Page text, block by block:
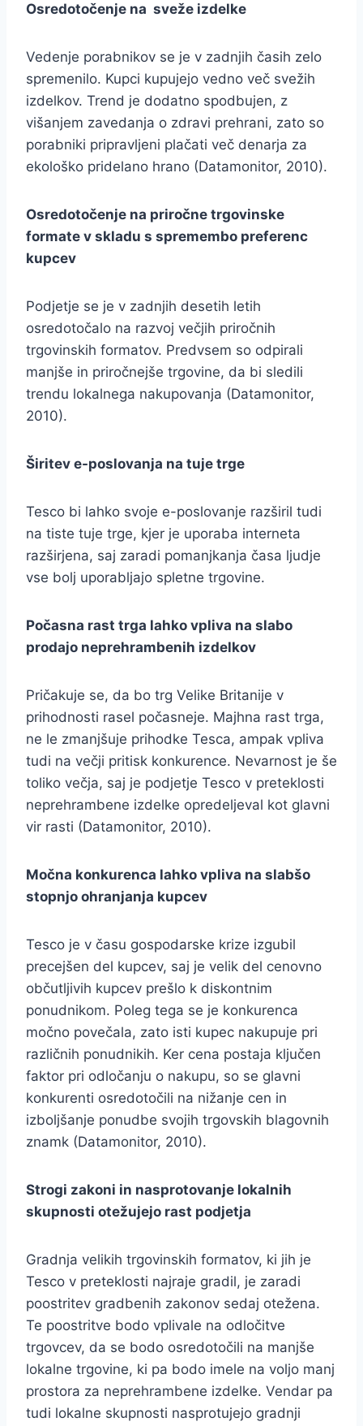
Osredotočenje na sveže izdelke
Vedenje porabnikov se je v zadnjih časih zelo
spremenilo. Kupci kupujejo vedno več svežih
izdelkov. Trend je dodatno spodbujen, z
višanjem zavedanja o zdravi prehrani, zato so
porabniki pripravljeni plačati več denarja za
ekološko pridelano hrano (Datamonitor, 2010).
Osredotočenje na priročne trgovinske
formate v skladu s spremembo preferenc
kupcev
Podjetje se je v zadnjih desetih letih
osredotočalo na razvoj večjih priročnih
trgovinskih formatov. Predvsem so odpirali
manjše in priročnejše trgovine, da bi sledili
trendu lokalnega nakupovanja (Datamonitor,
2010).
Širitev e-poslovanja na tuje trge
Tesco bi lahko svoje e-poslovanje razširil tudi
na tiste tuje trge, kjer je uporaba interneta
razširjena, saj zaradi pomanjkanja časa ljudje
vse bolj uporabljajo spletne trgovine.
Počasna rast trga lahko vpliva na slabo
prodajo neprehrambenih izdelkov
Pričakuje se, da bo trg Velike Britanije v
prihodnosti rasel počasneje. Majhna rast trga,
ne le zmanjšuje prihodke Tesca, ampak vpliva
tudi na večji pritisk konkurence. Nevarnost je še
toliko večja, saj je podjetje Tesco v preteklosti
neprehrambene izdelke opredeljeval kot glavni
vir rasti (Datamonitor, 2010).
Močna konkurenca lahko vpliva na slabšo
stopnjo ohranjanja kupcev
Tesco je v času gospodarske krize izgubil
precejšen del kupcev, saj je velik del cenovno
občutljivih kupcev prešlo k diskontnim
ponudnikom. Poleg tega se je konkurenca
močno povečala, zato isti kupec nakupuje pri
različnih ponudnikih. Ker cena postaja ključen
faktor pri odločanju o nakupu, so se glavni
konkurenti osredotočili na nižanje cen in
izboljšanje ponudbe svojih trgovskih blagovnih
znamk (Datamonitor, 2010).
Strogi zakoni in nasprotovanje lokalnih
skupnosti otežujejo rast podjetja
Gradnja velikih trgovinskih formatov, ki jih je
Tesco v preteklosti najraje gradil, je zaradi
poostritev gradbenih zakonov sedaj otežena.
Te poostritve bodo vplivale na odločitve
trgovcev, da se bodo osredotočili na manjše
lokalne trgovine, ki pa bodo imele na voljo manj
prostora za neprehrambene izdelke. Vendar pa
tudi lokalne skupnosti nasprotujejo gradnji